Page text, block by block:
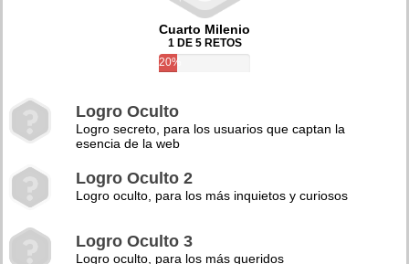
Cuarto Milenio
1 DE 5 RETOS
20%
Logro Oculto
Logro secreto, para los usuarios que captan la
esencia de la web
Logro Oculto 2
Logro oculto, para los más inquietos y curiosos
Logro Oculto 3
Logro oculto, para los más queridos